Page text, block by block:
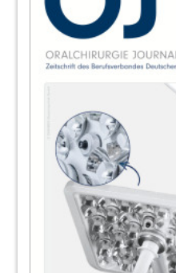
Redaktion
Faltenbehandlung
NEU: Der Erfolgskurs
DVD für jeden
Kooperation in
Oralchirurgie und
ZMK der Uni Bern
Johannes Eschmann/
KZBV und BZÄK
vor - Zahnärzte
Pflegebedürftige
Behinderungen ein